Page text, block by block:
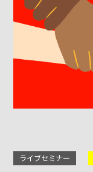
ライブセミナー